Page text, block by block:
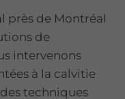
près de Montréal
de
intervenons
à la calvitie
techniques